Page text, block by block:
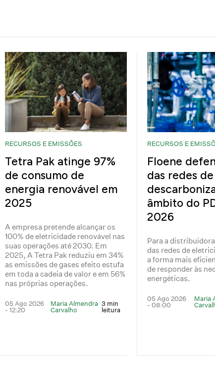
RECURSOS E EMISSÕES
Tetra Pak atinge 97%
de consumo de
energia renovável em
2025
A empresa pretende alcançar os
100% de eletricidade renovável nas
suas operações até 2030. Em
2025, A Tetra Pak reduziu em 34%
as emissões de gases efeito estufa
em toda a cadeia de valor e em 56%
nas próprias operações.
05 Ago 2026
- 12:20
Maria Almendra
Carvalho
3 min
leitura
RECURSOS E
Floene
das redes
âmbito do
2026
Para a
das redes de
a forma mais
de responder às
energéticas.
05 Ago 2026
- 08:00
Maria